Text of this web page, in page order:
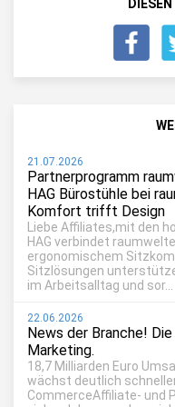
21.07.2026
Partnerprogramm
HAG Bürostühle bei
Komfort trifft Design
Liebe Affiliates,mit den
HAG verbindet
ergonomischem
Sitzlösungen
im Arbeitsalltag und sor...
22.06.2026
News der Branche!
Marketing.
18,7 Milliarden Euro
wächst deutlich
CommerceAffiliate- und